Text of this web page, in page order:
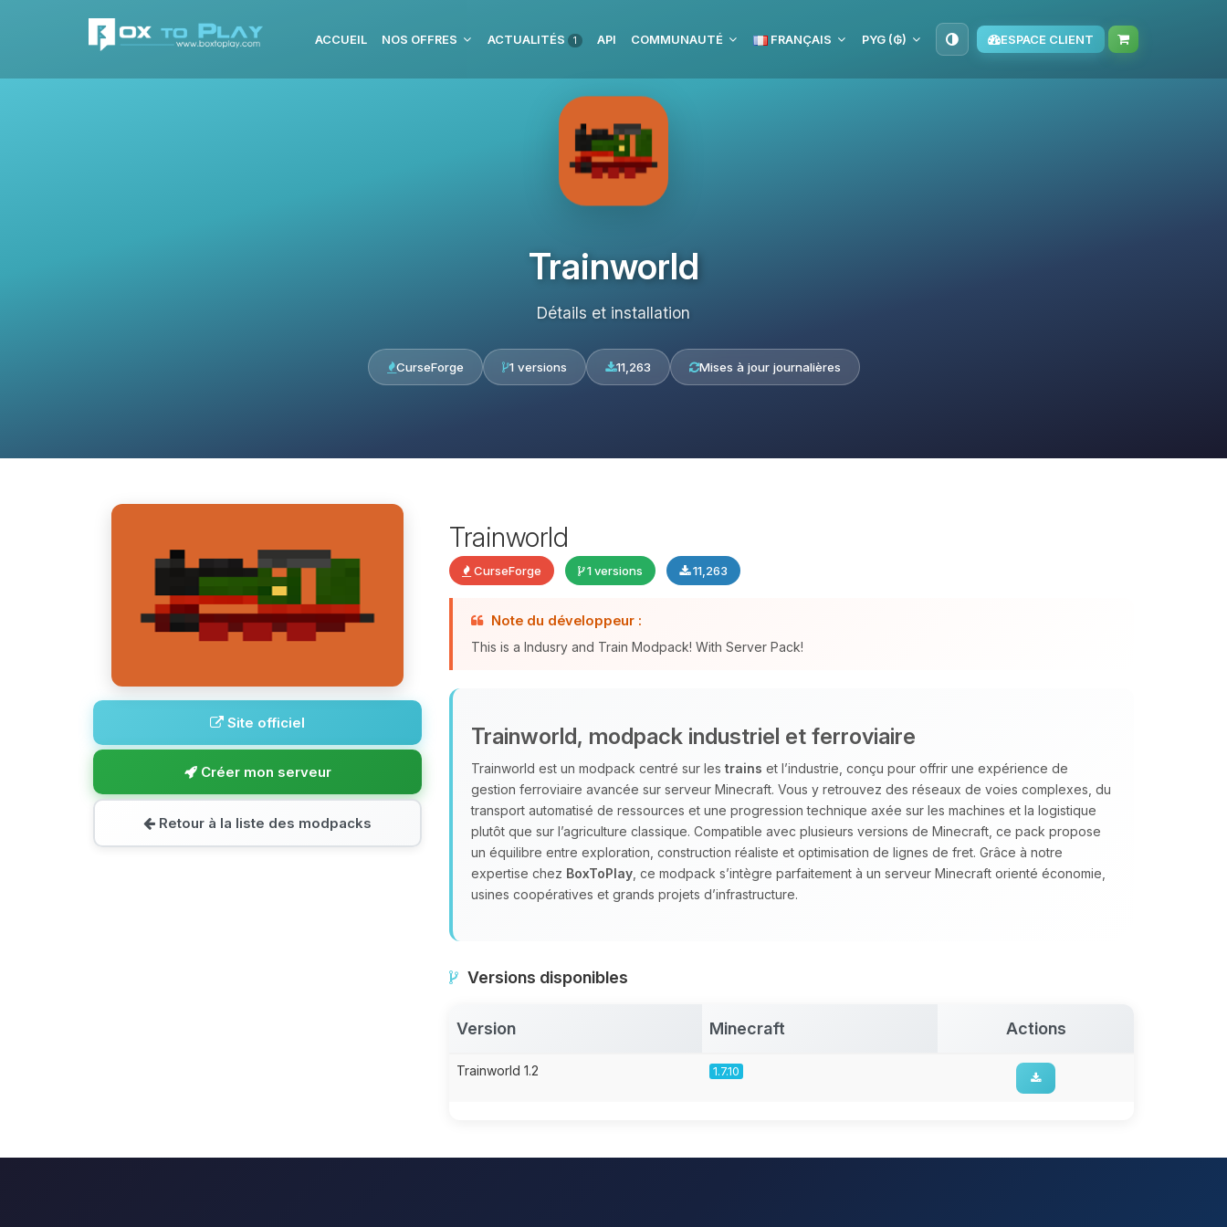
ACCUEIL NOS OFFRES ACTUALITÉS 1 API COMMUNAUTÉ FRANÇAIS PYG (₲) ESPACE CLIENT
Trainworld
Détails et installation
CurseForge 1 versions 11,263 Mises à jour journalières
Site officiel
Créer mon serveur
Retour à la liste des modpacks
Trainworld
CurseForge 1 versions 11,263
Note du développeur :
This is a Indusry and Train Modpack! With Server Pack!
Trainworld, modpack industriel et ferroviaire
Trainworld est un modpack centré sur les trains et l’industrie, conçu pour offrir une expérience de
gestion ferroviaire avancée sur serveur Minecraft. Vous y retrouvez des réseaux de voies complexes, du
transport automatisé de ressources et une progression technique axée sur les machines et la logistique
plutôt que sur l’agriculture classique. Compatible avec plusieurs versions de Minecraft, ce pack propose
un équilibre entre exploration, construction réaliste et optimisation de lignes de fret. Grâce à notre
expertise chez BoxToPlay , ce modpack s’intègre parfaitement à un serveur Minecraft orienté économie,
usines coopératives et grands projets d’infrastructure.
Versions disponibles
Version Minecraft Actions
Trainworld 1.2 1.7.10